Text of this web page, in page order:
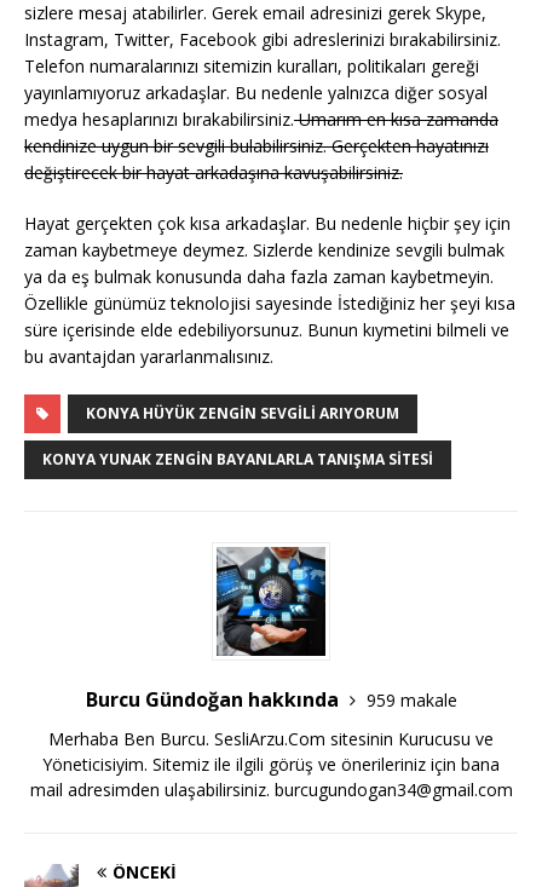
sizlere mesaj atabilirler. Gerek email adresinizi gerek Skype,
Instagram, Twitter, Facebook gibi adreslerinizi bırakabilirsiniz.
Telefon numaralarınızı sitemizin kuralları, politikaları gereği
yayınlamıyoruz arkadaşlar. Bu nedenle yalnızca diğer sosyal
medya hesaplarınızı bırakabilirsiniz.Umarım en kısa zamanda
kendinize uygun bir sevgili bulabilirsiniz. Gerçekten hayatınızı
değiştirecek bir hayat arkadaşına kavuşabilirsiniz.
Hayat gerçekten çok kısa arkadaşlar. Bu nedenle hiçbir şey için
zaman kaybetmeye deymez. Sizlerde kendinize sevgili bulmak
ya da eş bulmak konusunda daha fazla zaman kaybetmeyin.
Özellikle günümüz teknolojisi sayesinde İstediğiniz her şeyi kısa
süre içerisinde elde edebiliyorsunuz. Bunun kıymetini bilmeli ve
bu avantajdan yararlanmalısınız.
KONYA HÜYÜK ZENGIN SEVGILI ARIYORUM
KONYA YUNAK ZENGIN BAYANLARLA TANIŞMA SITESI
Burcu Gündoğan hakkında
959 makale
Merhaba Ben Burcu. SesliArzu.Com sitesinin Kurucusu ve
Yöneticisiyim. Sitemiz ile ilgili görüş ve önerileriniz için bana
mail adresimden ulaşabilirsiniz. burcugundogan34@gmail.com
ÖNCEKI